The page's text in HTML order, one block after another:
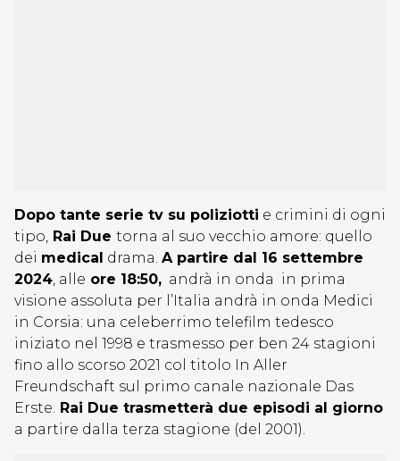
Dopo tante serie tv su poliziotti e crimini di ogni
tipo, Rai Due torna al suo vecchio amore: quello
dei medical drama. A partire dal 16 settembre
2024, alle ore 18:50, andrà in onda in prima
visione assoluta per l’Italia andrà in onda Medici
in Corsia: una celeberrimo telefilm tedesco
iniziato nel 1998 e trasmesso per ben 24 stagioni
fino allo scorso 2021 col titolo In Aller
Freundschaft sul primo canale nazionale Das
Erste. Rai Due trasmetterà due episodi al giorno
a partire dalla terza stagione (del 2001).